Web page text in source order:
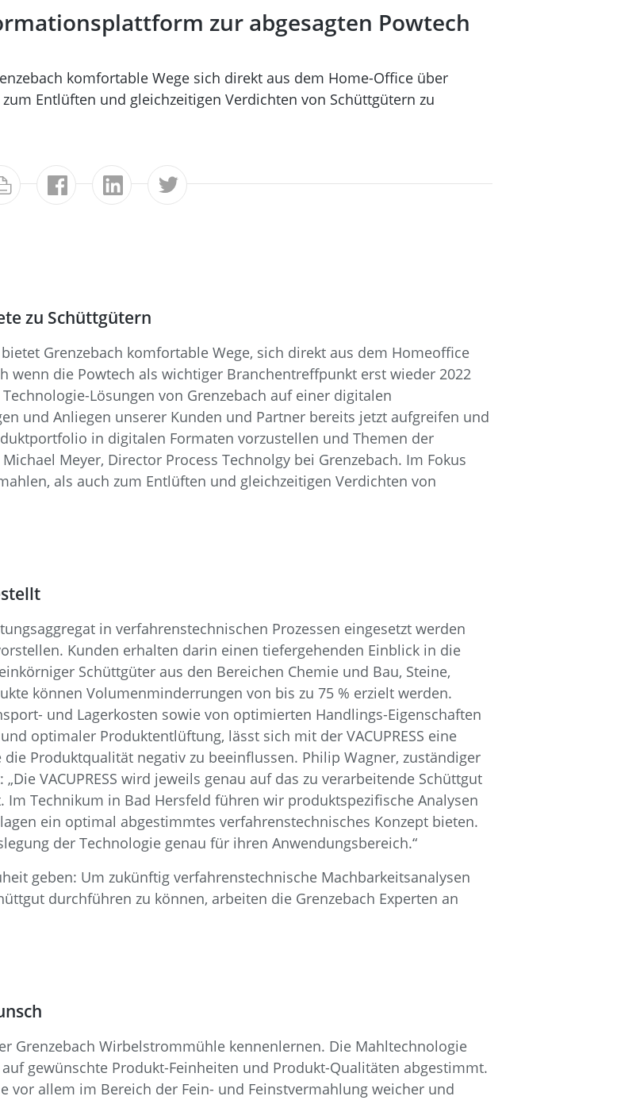
zur abgesagten Powtech
komfortable Wege sich direkt aus dem Home-Office über
Entlüften und gleichzeitigen Verdichten von Schüttgütern zu
zu Schüttgütern
Grenzebach komfortable Wege, sich direkt aus dem Homeoffice
wenn die Powtech als wichtiger Branchentreffpunkt erst wieder 2022
Lösungen von Grenzebach auf einer digitalen
und Anliegen unserer Kunden und Partner bereits jetzt aufgreifen und
in digitalen Formaten vorzustellen und Themen der
Meyer, Director Process Technolgy bei Grenzebach. Im Fokus
als auch zum Entlüften und gleichzeitigen Verdichten von
in verfahrenstechnischen Prozessen eingesetzt werden
Kunden erhalten darin einen tiefergehenden Einblick in die
Schüttgüter aus den Bereichen Chemie und Bau, Steine,
können Volumenminderrungen von bis zu 75 % erzielt werden.
und Lagerkosten sowie von optimierten Handlings-Eigenschaften
optimaler Produktentlüftung, lässt sich mit der VACUPRESS eine
Produktqualität negativ zu beeinflussen. Philip Wagner, zuständiger
VACUPRESS wird jeweils genau auf das zu verarbeitende Schüttgut
Technikum in Bad Hersfeld führen wir produktspezifische Analysen
ein optimal abgestimmtes verfahrenstechnisches Konzept bieten.
der Technologie genau für ihren Anwendungsbereich.“
geben: Um zukünftig verfahrenstechnische Machbarkeitsanalysen
durchführen zu können, arbeiten die Grenzebach Experten an
Grenzebach Wirbelstrommühle kennenlernen. Die Mahltechnologie
gewünschte Produkt-Feinheiten und Produkt-Qualitäten abgestimmt.
allem im Bereich der Fein- und Feinstvermahlung weicher und